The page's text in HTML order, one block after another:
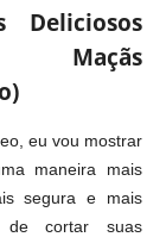
Deliciosos
Maçãs
eu vou mostrar
maneira mais
segura e mais
de cortar suas